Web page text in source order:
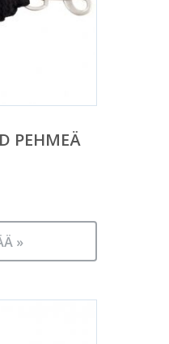
PEHMEÄ
»